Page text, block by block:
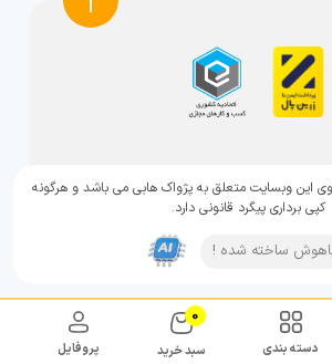
دسته بندی
0
سبد خرید پروفایل
این وبسایت متعلق به پژواک هابی می باشد و هرگونه
کپی برداری پیگرد قانونی دارد.
ساخته شده !